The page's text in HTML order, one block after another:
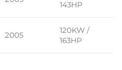
143HP
2005
120KW /
163HP